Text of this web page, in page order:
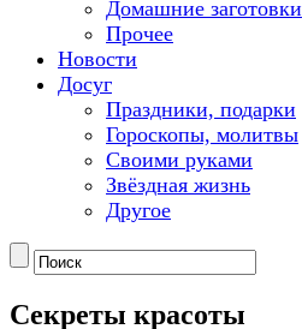
Домашние заготовки
Прочее
Новости
Досуг
Праздники, подарки
Гороскопы, молитвы
Своими руками
Звёздная жизнь
Другое
Секреты красоты